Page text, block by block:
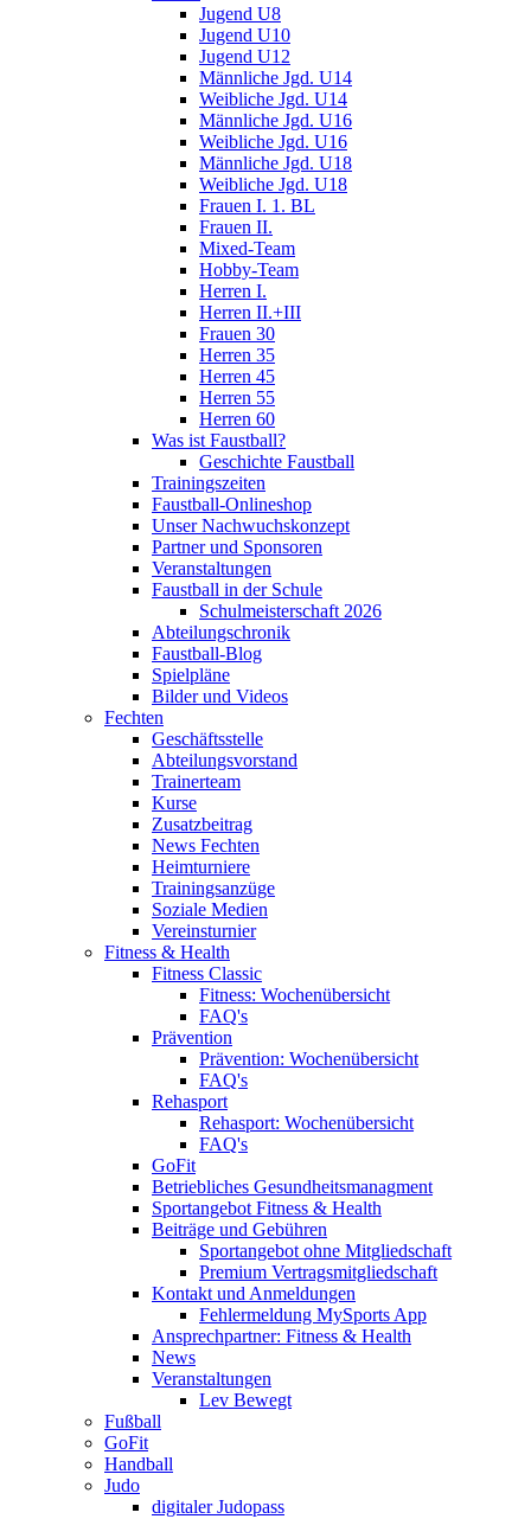
Jugend U8
Jugend U10
Jugend U12
Männliche Jgd. U14
Weibliche Jgd. U14
Männliche Jgd. U16
Weibliche Jgd. U16
Männliche Jgd. U18
Weibliche Jgd. U18
Frauen I. 1. BL
Frauen II.
Mixed-Team
Hobby-Team
Herren I.
Herren II.+III
Frauen 30
Herren 35
Herren 45
Herren 55
Herren 60
Was ist Faustball?
Geschichte Faustball
Trainingszeiten
Faustball-Onlineshop
Unser Nachwuchskonzept
Partner und Sponsoren
Veranstaltungen
Faustball in der Schule
Schulmeisterschaft 2026
Abteilungschronik
Faustball-Blog
Spielpläne
Bilder und Videos
Fechten
Geschäftsstelle
Abteilungsvorstand
Trainerteam
Kurse
Zusatzbeitrag
News Fechten
Heimturniere
Trainingsanzüge
Soziale Medien
Vereinsturnier
Fitness & Health
Fitness Classic
Fitness: Wochenübersicht
FAQ's
Prävention
Prävention: Wochenübersicht
FAQ's
Rehasport
Rehasport: Wochenübersicht
FAQ's
GoFit
Betriebliches Gesundheitsmanagment
Sportangebot Fitness & Health
Beiträge und Gebühren
Sportangebot ohne Mitgliedschaft
Premium Vertragsmitgliedschaft
Kontakt und Anmeldungen
Fehlermeldung MySports App
Ansprechpartner: Fitness & Health
News
Veranstaltungen
Lev Bewegt
Fußball
GoFit
Handball
Judo
digitaler Judopass